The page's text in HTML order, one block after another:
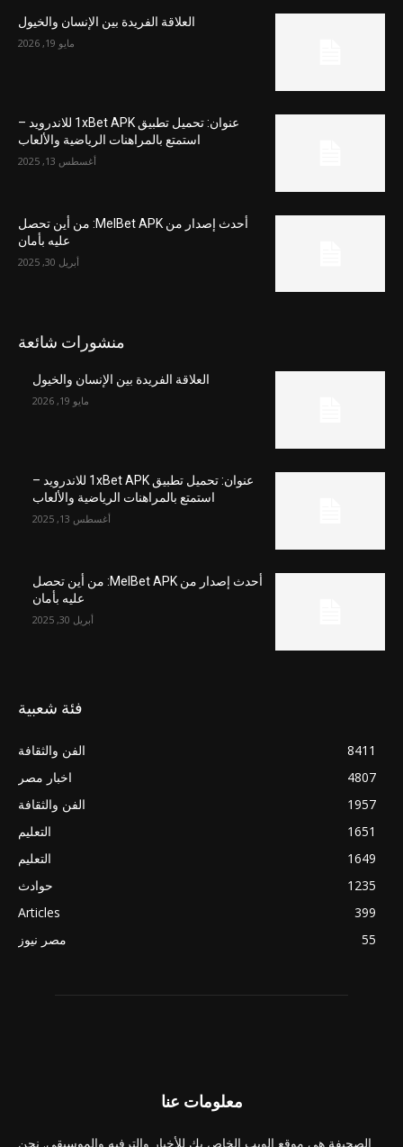
العلاقة الفريدة بين الإنسان والخيول
مايو 19, 2026
عنوان: تحميل تطبيق 1xBet APK للاندرويد –
استمتع بالمراهنات الرياضية والألعاب
أغسطس 13, 2025
أحدث إصدار من MelBet APK: من أين تحصل
عليه بأمان
أبريل 30, 2025
منشورات شائعة
العلاقة الفريدة بين الإنسان والخيول
مايو 19, 2026
عنوان: تحميل تطبيق 1xBet APK للاندرويد –
استمتع بالمراهنات الرياضية والألعاب
أغسطس 13, 2025
أحدث إصدار من MelBet APK: من أين تحصل
عليه بأمان
أبريل 30, 2025
فئة شعبية
الفن والثقافة
8411
اخبار مصر
4807
الفن والثقافة
1957
التعليم
1651
التعليم
1649
حوادث
1235
Articles
399
مصر نيوز
55
معلومات عنا
الصحيفة هي موقع الويب الخاص بك للأخبار والترفيه والموسيقى. نحن